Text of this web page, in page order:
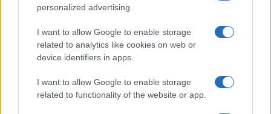
personalized advertising.
I want to allow Google to enable storage
related to analytics like cookies on web or
device identifiers in apps.
I want to allow Google to enable storage
related to functionality of the website or app.
b
o
o
k
te
r
re
st
s
A
p
p
re
Prossimo articolo
NOTIZIE RECENTI